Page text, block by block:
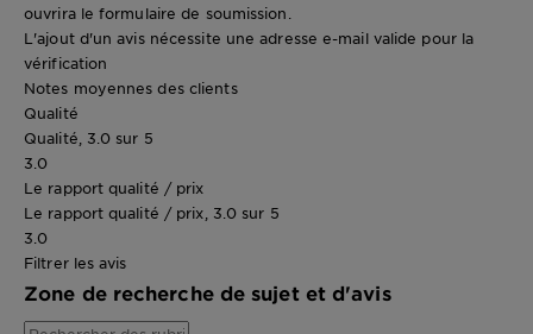
ouvrira le formulaire de soumission.
L'ajout d'un avis nécessite une adresse e-mail valide pour la
vérification
Notes moyennes des clients
Qualité
Qualité, 3.0 sur 5
3.0
Le rapport qualité / prix
Le rapport qualité / prix, 3.0 sur 5
3.0
Filtrer les avis
Zone de recherche de sujet et d'avis